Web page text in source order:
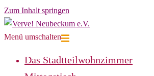
Zum Inhalt springen
Menü umschalten
Das Stadtteilwohnzimmer